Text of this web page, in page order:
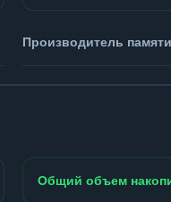
Производитель памяти
Общий объем